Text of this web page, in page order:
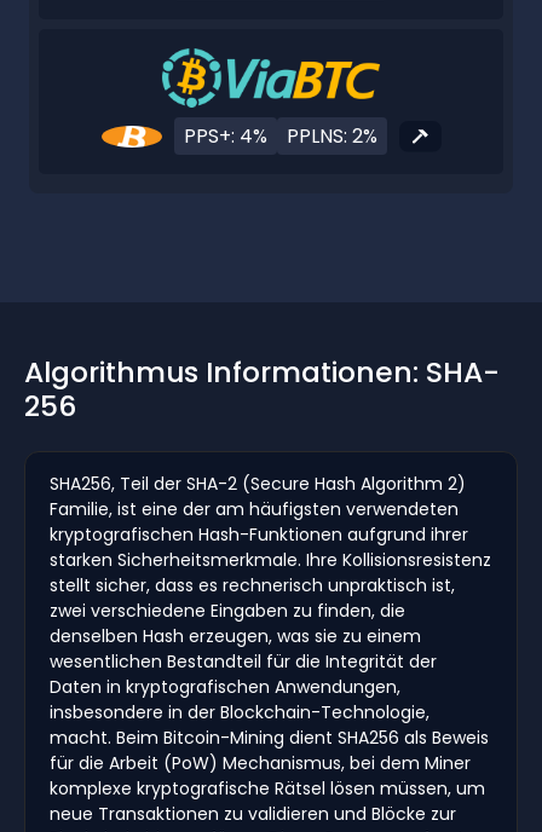
PPS+: 4% PPLNS: 2%
Algorithmus Informationen: SHA-
256
SHA256, Teil der SHA-2 (Secure Hash Algorithm 2)
Familie, ist eine der am häufigsten verwendeten
kryptografischen Hash-Funktionen aufgrund ihrer
starken Sicherheitsmerkmale. Ihre Kollisionsresistenz
stellt sicher, dass es rechnerisch unpraktisch ist,
zwei verschiedene Eingaben zu finden, die
denselben Hash erzeugen, was sie zu einem
wesentlichen Bestandteil für die Integrität der
Daten in kryptografischen Anwendungen,
insbesondere in der Blockchain-Technologie,
macht. Beim Bitcoin-Mining dient SHA256 als Beweis
für die Arbeit (PoW) Mechanismus, bei dem Miner
komplexe kryptografische Rätsel lösen müssen, um
neue Transaktionen zu validieren und Blöcke zur